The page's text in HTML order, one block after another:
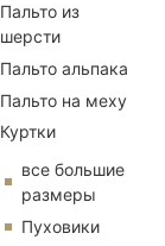
Пальто из
шерсти
Пальто альпака
Пальто на меху
Куртки
все большие
размеры
Пуховики